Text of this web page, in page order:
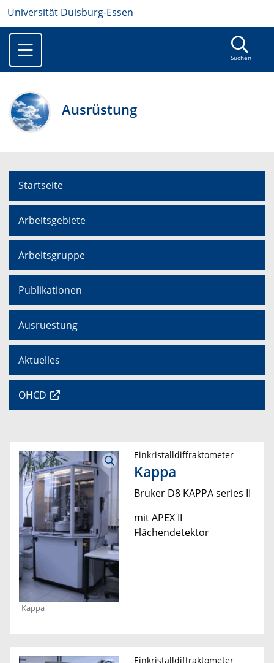
Universität Duisburg-Essen
Suchen
Ausrüstung
Startseite
Arbeitsgebiete
Arbeitsgruppe
Publikationen
Ausruestung
Aktuelles
OHCD
Kappa
Einkristalldiffraktometer
Kappa
Bruker D8 KAPPA series II
mit APEX II
Flächendetektor
Einkristalldiffraktometer